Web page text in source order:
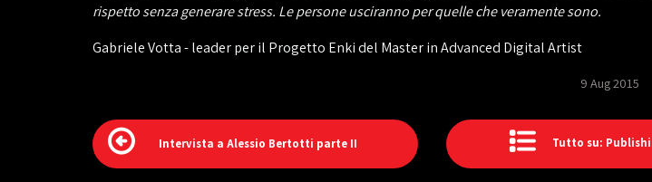
rispetto senza generare stress. Le persone usciranno per quelle che veramente sono.
Gabriele Votta - leader per il Progetto Enki del Master in Advanced Digital Artist
9 Aug 2015
Intervista a Alessio Bertotti parte II Tutto su: